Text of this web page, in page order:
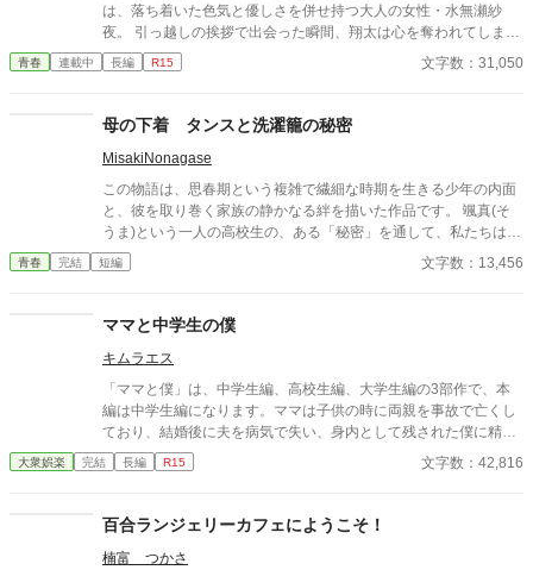
は、落ち着いた色気と優しさを併せ持つ大人の女性・水無瀬紗
夜。 引っ越しの挨拶で出会った瞬間、翔太は心を奪われてしま
う。 偶然にもアルバイト先のスーパーで再会した彼女は、翔太を
すぐに採用し、温かく仕事を教えてくれる存在だった。 ある日の
紗夜の部屋でご飯をご馳走になるほど親密に。 優しくて穏やかで
と大学生、甘くちょっぴり刺激的な同居生活（？）がはじまる。
青春 連載中 長編 R15 文字数：31,050
母の下着 タンスと洗濯籠の秘密
MisakiNonagase
この物語は、思春期という複雑で繊細な時期を生きる少年の内面
と、彼を取り巻く家族の静かなる絆を描いた作品です。 颯真(そ
うま)という一人の高校生の、ある「秘密」を通して、私たちは成
長の過程で誰もが抱くかもしれない戸惑い、罪悪感、そしてそれ
らを包み込む家族の無言の理解に触れます。 物語は、現在の颯真
ます。そこで明らかになるのは、彼がかつて母親の下着に対して
彼自身が「歪んだ」と感じる過去の断片であり、深い恥ずかしさ
と自己嫌悪を伴う記憶です。 しかし、この物語の核心は、単なる
過去の告白にはありません。むしろ、その行為に「気づいていた
はず」の母親が、なぜ一言も問い詰めず、誰にも告げず、ただ静
は、親子という関係を超えた、深い人間理解と、言葉にされない
ら丁寧に紡ぎ出しています。読者は、主人公の痛みと恥ずかしさ
を共有しながら、同時に、彼を破綻から救った「沈黙の救済」の
青春 完結 短編 文字数：13,456
ママと中学生の僕
キムラエス
「ママと僕」は、中学生編、高校生編、大学生編の3部作で、本
編は中学生編になります。ママは子供の時に両親を事故で亡くし
ており、結婚後に夫を病気で失い、身内として残された僕に精神
的に依存をするようになる。幼少期の「僕」はそのママの依存が
嬉しく、素敵なママに甘える閉鎖的な生活を当たり前のことと考
マとの日常の中で処理すべきものと疑わず、ママも戸惑いながら
もママに甘える「僕」に満足する。ママも僕もそうした行為が少
なからず社会規範に反していることは理解しているが、ママとの
大衆娯楽 完結 長編 R15 文字数：42,816
百合ランジェリーカフェにようこそ！
楠富 つかさ